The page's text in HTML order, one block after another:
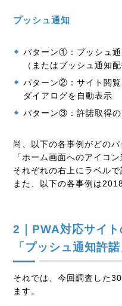
プッシュ通知
パターン①：プッシュ
（またはプッシュ通知配
パターン②：サイト閲
ダイアログを自動表示
パターン③：許諾取得
尚、以下の各事例がどの
「ホーム画面へのアイコ
それぞれの右上にラベルで
また、以下の各事例は
2｜PWA対応サイト
「プッシュ通知許
それでは、今回調査した
ます。